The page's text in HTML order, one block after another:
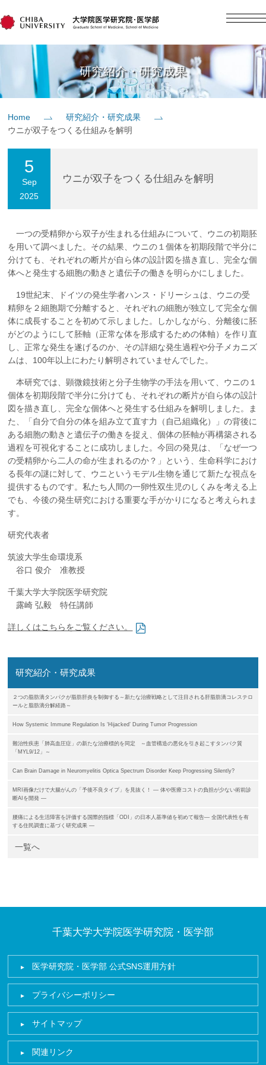
日本語
入学案内
社会貢献
企業の方 大学院志望の方医学部志望の方卒業生の方在学生・教員の方
研究紹介・研究成果
Home
研究紹介・研究成果
ウニが双子をつくる仕組みを解明
5
Sep
2025
ウニが双子をつくる仕組みを解明
一つの受精卵から双子が生まれる仕組みについて、ウニの初期胚
を用いて調べました。その結果、ウニの１個体を初期段階で半分に
分けても、それぞれの断片が自ら体の設計図を描き直し、完全な個
体へと発生する細胞の動きと遺伝子の働きを明らかにしました。
19世紀末、ドイツの発生学者ハンス・ドリーシュは、ウニの受
精卵を２細胞期で分離すると、それぞれの細胞が独立して完全な個
体に成長することを初めて示しました。しかしながら、分離後に胚
がどのようにして胚軸（正常な体を形成するための体軸）を作り直
し、正常な発生を遂げるのか、その詳細な発生過程や分子メカニズ
ムは、100年以上にわたり解明されていませんでした。
本研究では、顕微鏡技術と分子生物学の手法を用いて、ウニの１
個体を初期段階で半分に分けても、それぞれの断片が自ら体の設計
図を描き直し、完全な個体へと発生する仕組みを解明しました。ま
た、「自分で自分の体を組み立て直す力（自己組織化）」の背後に
ある細胞の動きと遺伝子の働きを捉え、個体の胚軸が再構築される
過程を可視化することに成功しました。今回の発見は、「なぜ一つ
の受精卵から二人の命が生まれるのか？」という、生命科学におけ
る長年の謎に対して、ウニというモデル生物を通じて新たな視点を
提供するものです。私たち人間の一卵性双生児のしくみを考える上
でも、今後の発生研究における重要な手がかりになると考えられま
す。
研究代表者
筑波大学生命環境系
谷口 俊介 准教授
千葉大学大学院医学研究院
露崎 弘毅 特任講師
詳しくはこちらをご覧ください。
研究紹介・研究成果
２つの脂肪滴タンパクが脂肪肝炎を制御する～新たな治療戦略として注目される肝脂肪滴コレステロ
ールと脂肪滴分解経路～
How Systemic Immune Regulation Is ‘Hijacked’ During Tumor Progression
難治性疾患「肺高血圧症」の新たな治療標的を同定 ～血管構造の悪化を引き起こすタンパク質
「MYL9/12」～
Can Brain Damage in Neuromyelitis Optica Spectrum Disorder Keep Progressing Silently?
MRI画像だけで大腸がんの「予後不良タイプ」を見抜く！ ― 体や医療コストの負担が少ない術前診
断AIを開発 ―
腰痛による生活障害を評価する国際的指標「ODI」の日本人基準値を初めて報告― 全国代表性を有
する住民調査に基づく研究成果 ―
一覧へ
千葉大学大学院医学研究院・医学部
医学研究院・医学部 公式SNS運用方針
プライバシーポリシー
サイトマップ
関連リンク